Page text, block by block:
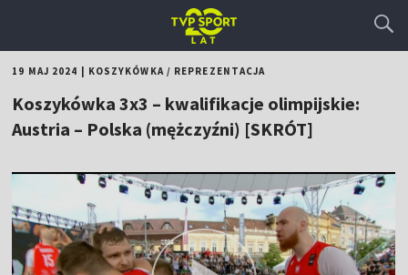
19 MAJ 2024 KOSZYKÓWKA/ REPREZENTACJA
Koszykówka 3x3 – kwalifikacje olimpijskie:
Austria – Polska (mężczyźni) [SKRÓT]